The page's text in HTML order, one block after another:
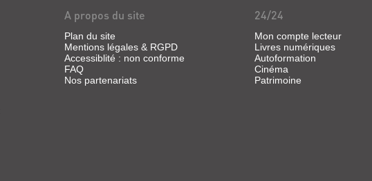
A propos du site
Plan du site
Mentions légales & RGPD
Accessiblité : non conforme
FAQ
Nos partenariats
24/24
Mon compte lecteur
Livres numériques
Autoformation
Cinéma
Patrimoine